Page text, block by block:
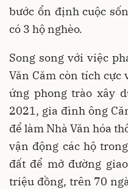
bước ổn định cuộc
có 3 hộ nghèo.
Song song với việc
Văn Căm còn tích cực
ứng phong trào xây
2021, gia đình ông
để làm Nhà Văn hóa
vận động các hộ
đất để mở đường
triệu đồng, trên 70